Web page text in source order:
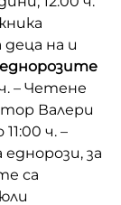
на и
еднорозите
– Четене
Валери
ч. –
за
са